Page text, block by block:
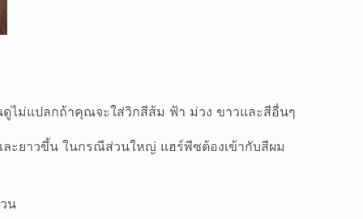
ไม่แปลกถ้าคุณจะใส่วิกสีส้ม ฟ้า ม่วง ขาวและสีอื่นๆ
ะยาวขึ้น ในกรณีส่วนใหญ่ แฮร์พีซต้องเข้ากับสีผม
น